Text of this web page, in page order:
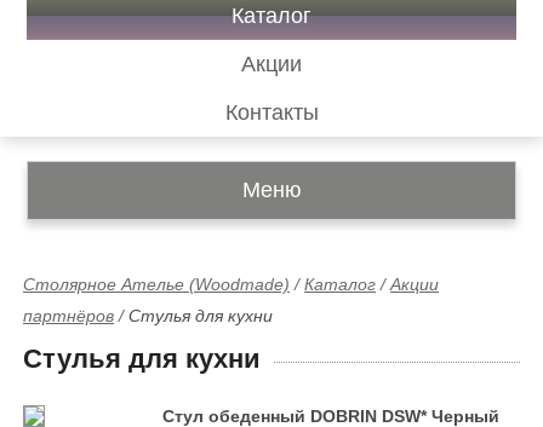
Каталог
Акции
Контакты
Меню
Столярное Ателье (Woodmade) /Каталог /Акции
партнёров /Стулья для кухни
Стулья для кухни
Стул обеденный DOBRIN DSW* Черный